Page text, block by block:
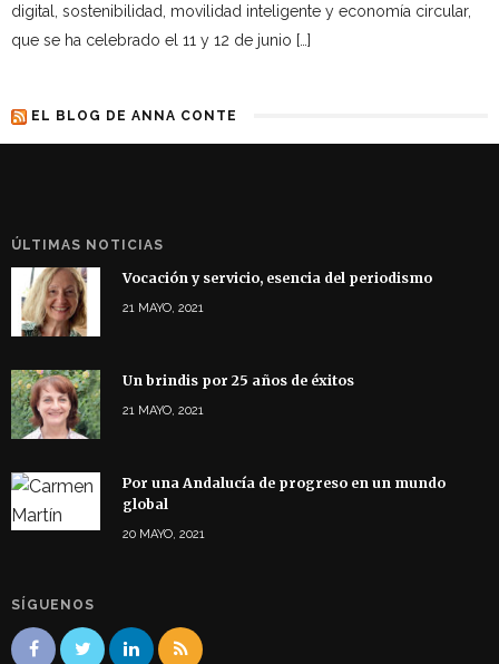
digital, sostenibilidad, movilidad inteligente y economía circular,
que se ha celebrado el 11 y 12 de junio […]
EL BLOG DE ANNA CONTE
ÚLTIMAS NOTICIAS
Vocación y servicio, esencia del periodismo
21 MAYO, 2021
Un brindis por 25 años de éxitos
21 MAYO, 2021
Por una Andalucía de progreso en un mundo
global
20 MAYO, 2021
SÍGUENOS